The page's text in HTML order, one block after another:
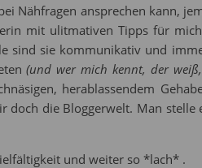
Nähfragen ansprechen kann,
mit ulitmativen Tipps für
sind sie kommunikativ und
(und wer mich kennt, der
herablassendem
doch die Bloggerwelt. Man stelle
und weiter so *lach* .